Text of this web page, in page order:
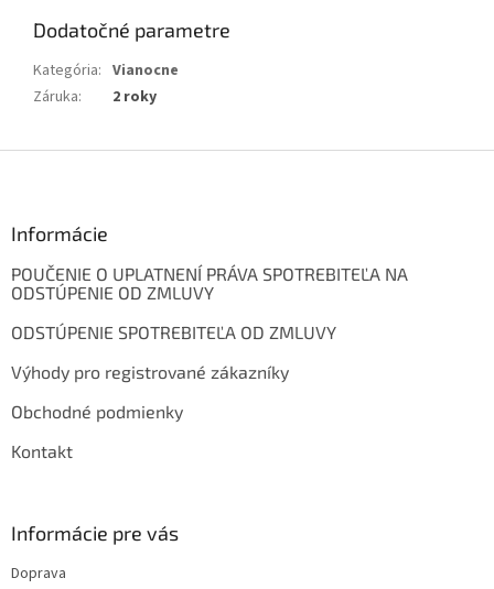
Dodatočné parametre
Kategória: Vianocne
Záruka: 2 roky
Informácie
POUČENIE O UPLATNENÍ PRÁVA SPOTREBITEĽA NA
ODSTÚPENIE OD ZMLUVY
ODSTÚPENIE SPOTREBITEĽA OD ZMLUVY
Výhody pro registrované zákazníky
Obchodné podmienky
Kontakt
Informácie pre vás
Doprava